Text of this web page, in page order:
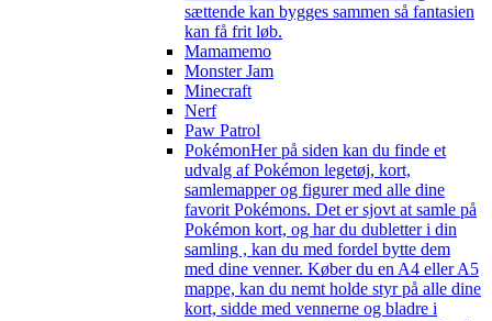
sættende kan bygges sammen så fantasien
kan få frit løb.
Mamamemo
Monster Jam
Minecraft
Nerf
Paw Patrol
PokémonHer på siden kan du finde et
udvalg af Pokémon legetøj, kort,
samlemapper og figurer med alle dine
favorit Pokémons. Det er sjovt at samle på
Pokémon kort, og har du dubletter i din
samling , kan du med fordel bytte dem
med dine venner. Køber du en A4 eller A5
mappe, kan du nemt holde styr på alle dine
kort, sidde med vennerne og bladre i